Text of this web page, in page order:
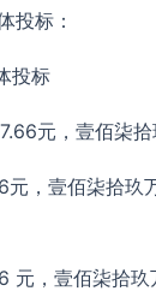
投标：
投标
元，壹佰柒
元，壹佰柒拾玖
元，壹佰柒拾